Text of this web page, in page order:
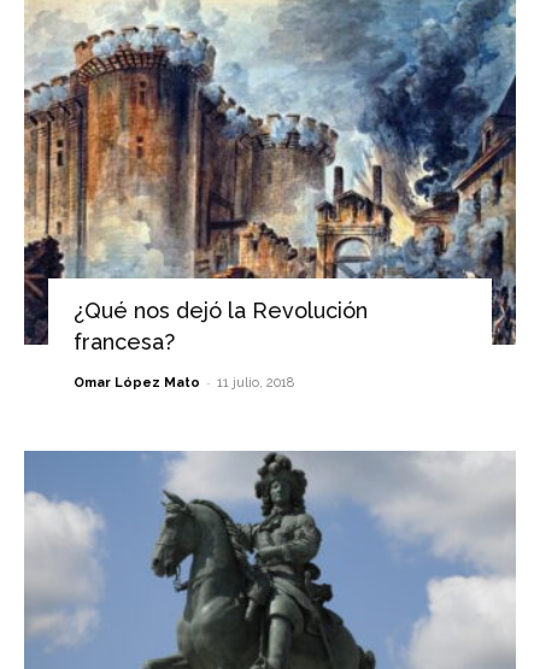
¿Qué nos dejó la Revolución
francesa?
Omar López Mato - 11 julio, 2018